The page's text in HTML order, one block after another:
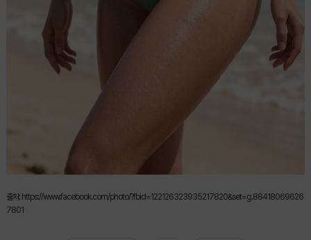
출처: https://www.facebook.com/photo/?fbid=122126323935217820&set=g.88418069626
7801